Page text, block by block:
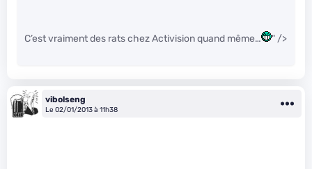
C’est vraiment des rats chez Activision quand même… " />
vibolseng
Le 02/01/2013 à 11h38